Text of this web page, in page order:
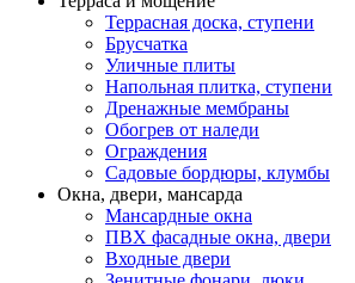
Террасная доска, ступени
Брусчатка
Уличные плиты
Напольная плитка, ступени
Дренажные мембраны
Обогрев от наледи
Ограждения
Садовые бордюры, клумбы
Окна, двери, мансарда
Мансардные окна
ПВХ фасадные окна, двери
Входные двери